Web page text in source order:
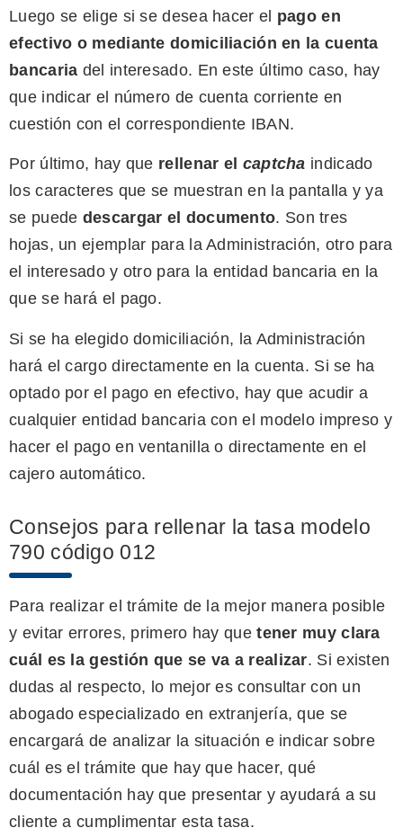
Luego se elige si se desea hacer el pago en
efectivo o mediante domiciliación en la cuenta
bancaria del interesado. En este último caso, hay
que indicar el número de cuenta corriente en
cuestión con el correspondiente IBAN.
Por último, hay que rellenar el captcha indicado
los caracteres que se muestran en la pantalla y ya
se puede descargar el documento. Son tres
hojas, un ejemplar para la Administración, otro para
el interesado y otro para la entidad bancaria en la
que se hará el pago.
Si se ha elegido domiciliación, la Administración
hará el cargo directamente en la cuenta. Si se ha
optado por el pago en efectivo, hay que acudir a
cualquier entidad bancaria con el modelo impreso y
hacer el pago en ventanilla o directamente en el
cajero automático.
Consejos para rellenar la tasa modelo
790 código 012
Para realizar el trámite de la mejor manera posible
y evitar errores, primero hay quetener muy clara
cuál es la gestión que se va a realizar. Si existen
dudas al respecto, lo mejor es consultar con un
abogado especializado en extranjería, que se
encargará de analizar la situación e indicar sobre
cuál es el trámite que hay que hacer, qué
documentación hay que presentar y ayudará a su
cliente a cumplimentar esta tasa.